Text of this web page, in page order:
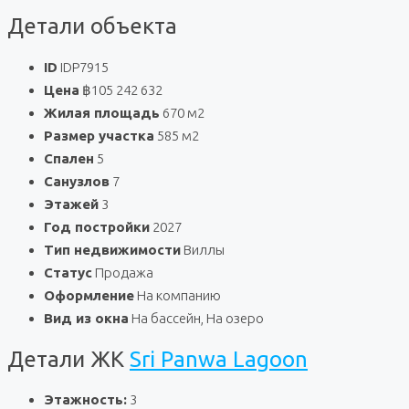
Детали объекта
ID IDP7915
Цена ฿105 242 632
Жилая площадь 670 м2
Размер участка 585 м2
Спален 5
Санузлов 7
Этажей 3
Год постройки 2027
Тип недвижимости Виллы
Статус Продажа
Оформление На компанию
Вид из окна На бассейн, На озеро
Детали ЖК Sri Panwa Lagoon
Этажность: 3